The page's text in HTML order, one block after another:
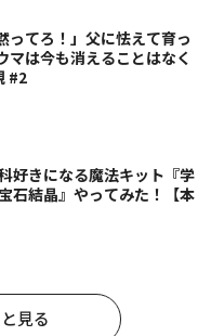
ってろ！」父に怯えて育っ
は今も消えることはなく
#2
好きになる魔法キット『学
石結晶』やってみた！【本
見る